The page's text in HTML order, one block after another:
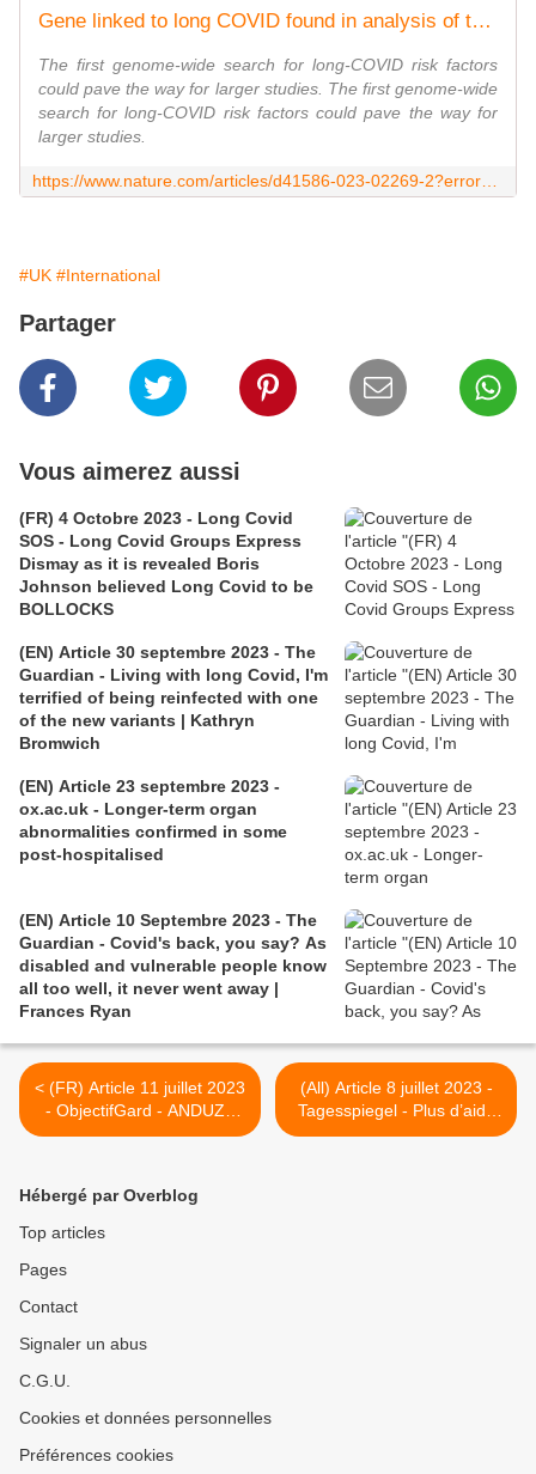
Gene linked to long COVID found in analysis of thousands of patients
The first genome-wide search for long-COVID risk factors
could pave the way for larger studies. The first genome-wide
search for long-COVID risk factors could pave the way for
larger studies.
#UK #International
Partager
Vous aimerez aussi
(FR) 4 Octobre 2023 - Long Covid
SOS - Long Covid Groups Express
Dismay as it is revealed Boris
Johnson believed Long Covid to be
BOLLOCKS
(EN) Article 30 septembre 2023 - The
Guardian - Living with long Covid, I'm
terrified of being reinfected with one
of the new variants | Kathryn
Bromwich
(EN) Article 23 septembre 2023 -
ox.ac.uk - Longer-term organ
abnormalities confirmed in some
post-hospitalised
(EN) Article 10 Septembre 2023 - The
Guardian - Covid's back, you say? As
disabled and vulnerable people know
all too well, it never went away |
Frances Ryan
< (FR) Article 11 juillet 2023
- ObjectifGard - ANDUZE
Depuis près de trois ans,
Covid long
(All) Article 8 juillet 2023 -
Tagesspiegel - Plus d’aide
pour les patients de longue
Hébergé par Overblog
Top articles
Pages
Contact
Signaler un abus
C.G.U.
Cookies et données personnelles
Préférences cookies